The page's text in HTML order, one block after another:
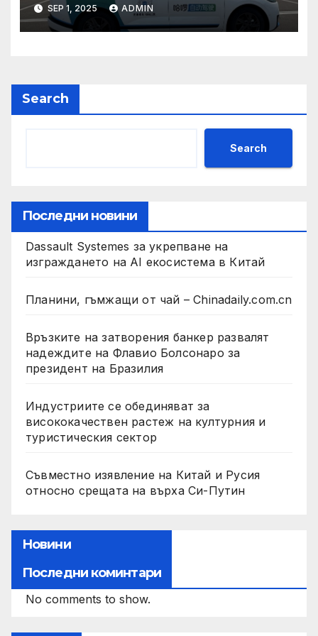
нужда от нашата подкрепа
и ние ще им я осигурим
SEP 1, 2025 ADMIN
Search
Search
Последни новини
Dassault Systemes за укрепване на
изграждането на AI екосистема в Китай
Планини, гъмжащи от чай – Chinadaily.com.cn
Връзките на затворения банкер развалят
надеждите на Флавио Болсонаро за
президент на Бразилия
Индустриите се обединяват за
висококачествен растеж на културния и
туристическия сектор
Съвместно изявление на Китай и Русия
относно срещата на върха Си-Путин
Новини
Последни коминтари
No comments to show.